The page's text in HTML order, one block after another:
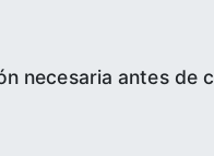
necesaria antes de